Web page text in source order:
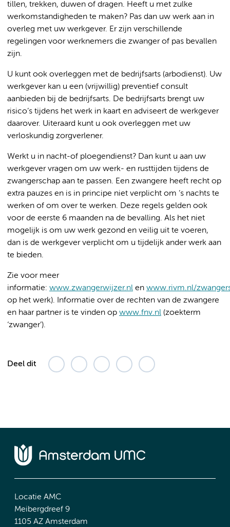
tillen, trekken, duwen of dragen. Heeft u met zulke
werkomstandigheden te maken? Pas dan uw werk aan in
overleg met uw werkgever. Er zijn verschillende
regelingen voor werknemers die zwanger of pas bevallen
zijn.
U kunt ook overleggen met de bedrijfsarts (arbodienst). Uw
werkgever kan u een (vrijwillig) preventief consult
aanbieden bij de bedrijfsarts. De bedrijfsarts brengt uw
risico’s tijdens het werk in kaart en adviseert de werkgever
daarover. Uiteraard kunt u ook overleggen met uw
verloskundig zorgverlener.
Werkt u in nacht-of ploegendienst? Dan kunt u aan uw
werkgever vragen om uw werk- en rusttijden tijdens de
zwangerschap aan te passen. Een zwangere heeft recht op
extra pauzes en is in principe niet verplicht om ’s nachts te
werken of om over te werken. Deze regels gelden ook
voor de eerste 6 maanden na de bevalling. Als het niet
mogelijk is om uw werk gezond en veilig uit te voeren,
dan is de werkgever verplicht om u tijdelijk ander werk aan
te bieden.
Zie voor meer
informatie: www.zwangerwijzer.nl en www.rivm.nl/
op het werk). Informatie over de rechten van de zwangere
en haar partner is te vinden op www.fnv.nl (zoekterm
‘zwanger’).
Deel dit
Locatie AMC
Meibergdreef 9
1105 AZ Amsterdam